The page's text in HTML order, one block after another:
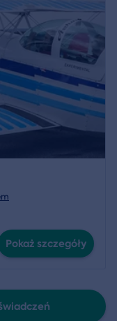
Pokaż szczegóły